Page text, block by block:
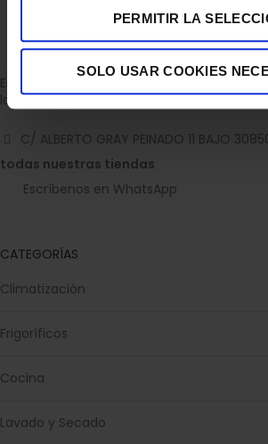
PERMITIR LA
SOLO USAR COOKIES
Empresa dedicada a la venta de
la experiencia de 36 años.
C/ ALBERTO GRAY PEINADO 11 BAJO
todas nuestras tiendas
Escríbenos en WhatsApp
CATEGORÍAS
Climatización
Frigoríficos
Cocina
Lavado y Secado